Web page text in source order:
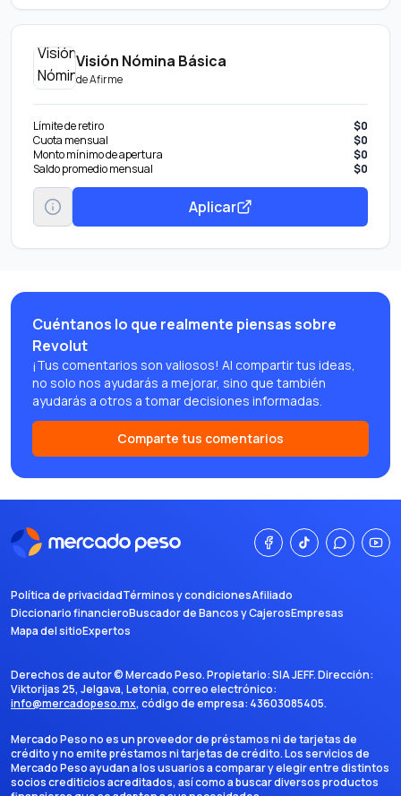
Visión Nómina Básica
deAfirme
Límite de retiro
$0
Cuota mensual
$0
Monto mínimo de apertura
$0
Saldo promedio mensual
$0
Aplicar
Cuéntanos lo que realmente piensas sobre
Revolut
¡Tus comentarios son valiosos! Al compartir tus ideas,
no solo nos ayudarás a mejorar, sino que también
ayudarás a otros a tomar decisiones informadas.
Comparte tus comentarios
Política de privacidadTérminos y condicionesAfiliado
Diccionario financieroBuscador de Bancos y CajerosEmpresas
Mapa del sitioExpertos
Derechos de autor ©Mercado Peso. Propietario:SIA JEFF. Dirección:
Viktorijas 25, Jelgava, Letonia, correo electrónico:
info@mercadopeso.mx, código de empresa: 43603085405.
Mercado Peso no es un proveedor de préstamos ni de tarjetas de
crédito y no emite préstamos ni tarjetas de crédito. Los servicios de
Mercado Peso ayudan a los usuarios a comparar y elegir entre distintos
socios crediticios acreditados, así como a buscar diversos productos